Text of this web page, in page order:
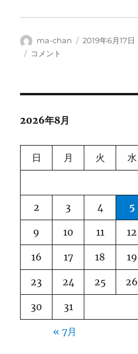
投
稿
ma-chan
投
2019年6月17日
第
平
美
術
コメント
2026年8月
日 月 火 水
2 3 4 5
9 10 11 12
16 17 18 19
23 24 25 26
30 31
« 7月